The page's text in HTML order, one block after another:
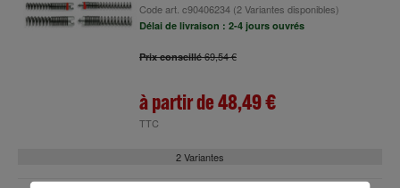
Code art. c90406234(2 Variantes disponibles)
Délai de livraison : 2-4 jours ouvrés
Prix conseillé69,54 €
à partir de48,49 €
TTC
2 Variantes